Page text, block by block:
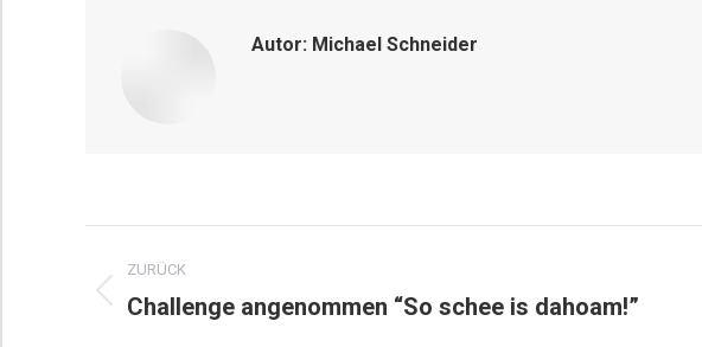
Autor: Michael Schneider
Kommentarnavigation
ZURÜCK
Vorheriger
Challenge angenommen “So schee is dahoam!”